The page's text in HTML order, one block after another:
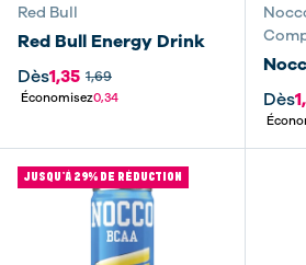
Red Bull
Red Bull Energy Drink
Dès1,35 1,69
Économisez0,34
Dès
JUSQU’À 29% DE RÉDUCTION